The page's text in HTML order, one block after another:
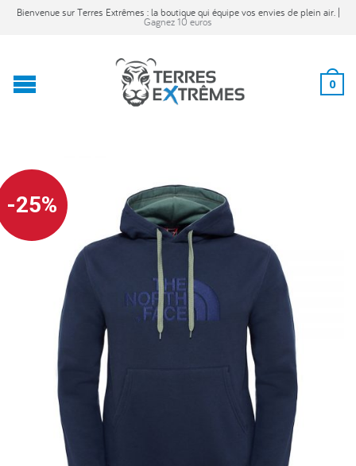
Bienvenue sur Terres Extrêmes : la boutique qui équipe vos envies de plein air. |
Gagnez 10 euros
0
-25%